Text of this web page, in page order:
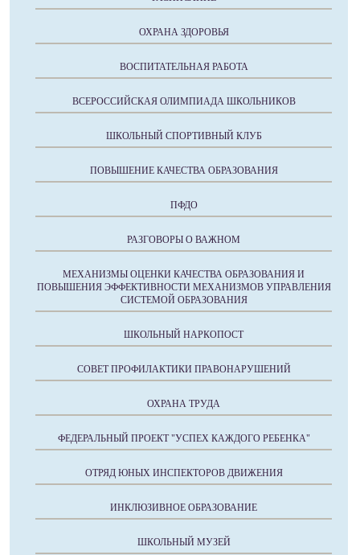
ОХРАНА ЗДОРОВЬЯ
ВОСПИТАТЕЛЬНАЯ РАБОТА
ВСЕРОССИЙСКАЯ ОЛИМПИАДА ШКОЛЬНИКОВ
ШКОЛЬНЫЙ СПОРТИВНЫЙ КЛУБ
ПОВЫШЕНИЕ КАЧЕСТВА ОБРАЗОВАНИЯ
ПФДО
РАЗГОВОРЫ О ВАЖНОМ
МЕХАНИЗМЫ ОЦЕНКИ КАЧЕСТВА ОБРАЗОВАНИЯ И
ПОВЫШЕНИЯ ЭФФЕКТИВНОСТИ МЕХАНИЗМОВ УПРАВЛЕНИЯ
СИСТЕМОЙ ОБРАЗОВАНИЯ
ШКОЛЬНЫЙ НАРКОПОСТ
СОВЕТ ПРОФИЛАКТИКИ ПРАВОНАРУШЕНИЙ
ОХРАНА ТРУДА
ФЕДЕРАЛЬНЫЙ ПРОЕКТ "УСПЕХ КАЖДОГО РЕБЕНКА"
ОТРЯД ЮНЫХ ИНСПЕКТОРОВ ДВИЖЕНИЯ
ИНКЛЮЗИВНОЕ ОБРАЗОВАНИЕ
ШКОЛЬНЫЙ МУЗЕЙ